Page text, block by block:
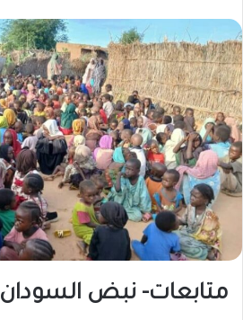
متابعات- نبض السودان